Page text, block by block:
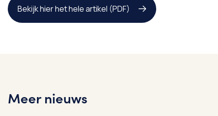
Bekijk hier het hele artikel (PDF)
Meer nieuws